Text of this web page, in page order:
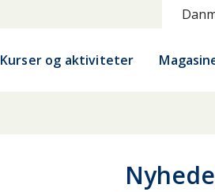
Kurser og aktiviteter